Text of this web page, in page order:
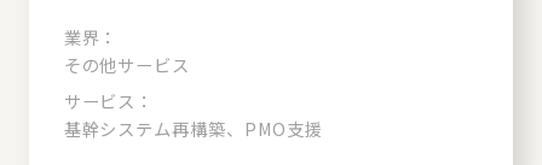
業界：
その他サービス
サービス：
基幹システム再構築、PMO支援